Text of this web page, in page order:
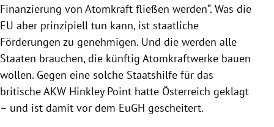
Finanzierung von Atomkraft fließen werden“. Was die
EU aber prinzipiell tun kann, ist staatliche
Förderungen zu genehmigen. Und die werden alle
Staaten brauchen, die künftig Atomkraftwerke bauen
wollen. Gegen eine solche Staatshilfe für das
britische AKW Hinkley Point hatte Österreich geklagt
– und ist damit vor dem EuGH gescheitert.